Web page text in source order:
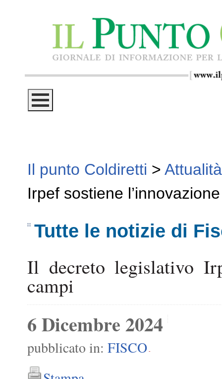
Il punto Coldiretti > Attualità
Irpef sostiene
Tutte le notizie di
Il decreto legislativo
campi
6 Dicembre 2024
pubblicato in: FISCO -